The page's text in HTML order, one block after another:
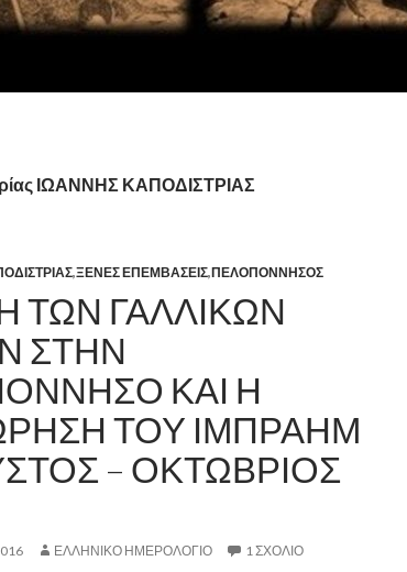
ΙΩΑΝΝΗΣ ΚΑΠΟΔΙΣΤΡΙΑΣ
,ΞΕΝΕΣ ΕΠΕΜΒΑΣΕΙΣ,ΠΕΛΟΠΟΝΝΗΣΟΣ
ΤΩΝ ΓΑΛΛΙΚΩΝ
ΣΤΗΝ
ΚΑΙ Η
ΤΟΥ ΙΜΠΡΑΗΜ
– ΟΚΤΩΒΡΙΟΣ
ΕΛΛΗΝΙΚΟ ΗΜΕΡΟΛΟΓΙΟ 1 ΣΧΌΛΙΟ